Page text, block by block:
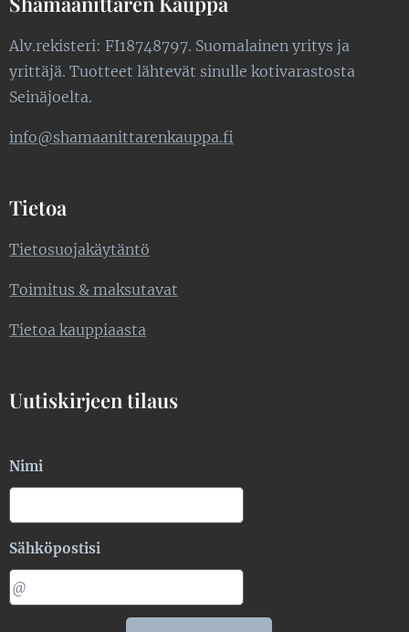
Alv.rekisteri: FI18748797. Suomalainen yritys ja
yrittäjä. Tuotteet lähtevät sinulle kotivarastosta
Seinäjoelta.
info@shamaanittarenkauppa.fi
Tietoa
Tietosuojakäytäntö
Toimitus & maksutavat
Tietoa kauppiaasta
Uutiskirjeen tilaus
Nimi
Sähköpostisi